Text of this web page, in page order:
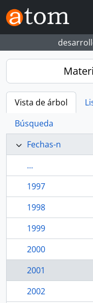
Skip to main content
Vista de árbol
Búsqueda
Fechas-n
...
1997
1998
1999
2000
2001
2002